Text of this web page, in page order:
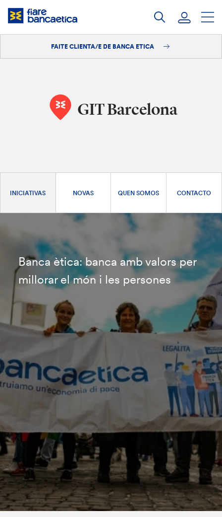
Saltar
FAITE CLIENTA/E DE BANCA ETICA
GIT Barcelona
INICIATIVAS NOVAS QUEN SOMOS CONTACTO
Banca ètica: banca amb valors per
millorar el món i les persones